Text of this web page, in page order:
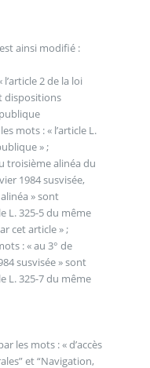
ainsi modifié :
2 de la loi
dispositions
mots : « l’article L.
» ;
troisième alinéa du
1984 susvisée,
» sont
L. 325-5 du même
cet article » ;
: « au 3° de
susvisée » sont
L. 325-7 du même
les mots : « d’accès
et “Navigation,